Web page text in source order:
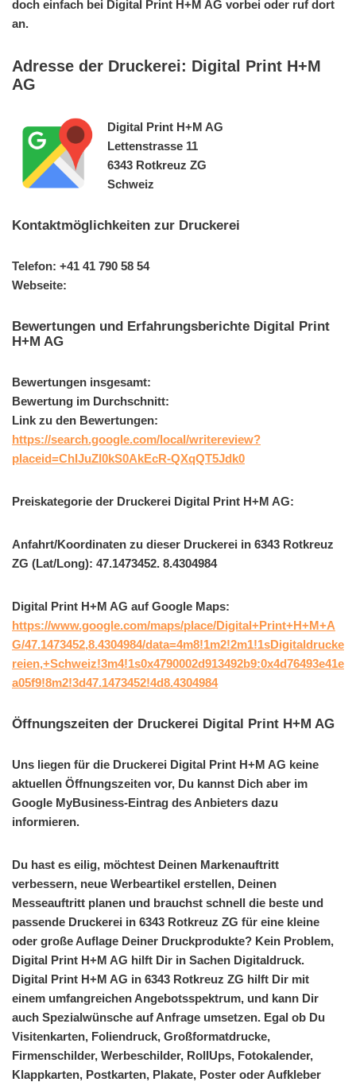
doch einfach bei Digital Print H+M AG vorbei oder ruf dort
an.
Adresse der Druckerei: Digital Print H+M
AG
Digital Print H+M AG
Lettenstrasse 11
6343 Rotkreuz ZG
Schweiz
Kontaktmöglichkeiten zur Druckerei
Telefon: +41 41 790 58 54
Webseite:
Bewertungen und Erfahrungsberichte Digital Print
H+M AG
Bewertungen insgesamt:
Bewertung im Durchschnitt:
Link zu den Bewertungen:
https://search.google.com/local/writereview?
placeid=ChIJuZI0kS0AkEcR-QXqQT5Jdk0
Preiskategorie der Druckerei Digital Print H+M AG:
Anfahrt/Koordinaten zu dieser Druckerei in 6343 Rotkreuz
ZG (Lat/Long): 47.1473452. 8.4304984
Digital Print H+M AG auf Google Maps:
https://www.google.com/maps/place/Digital+Print+H+M+A
G/47.1473452,8.4304984/data=4m8!1m2!2m1!1sDigitaldrucke
reien,+Schweiz!3m4!1s0x4790002d913492b9:0x4d76493e41e
a05f9!8m2!3d47.1473452!4d8.4304984
Öffnungszeiten der Druckerei Digital Print H+M AG
Uns liegen für die Druckerei Digital Print H+M AG keine
aktuellen Öffnungszeiten vor, Du kannst Dich aber im
Google MyBusiness-Eintrag des Anbieters dazu
informieren.
Du hast es eilig, möchtest Deinen Markenauftritt
verbessern, neue Werbeartikel erstellen, Deinen
Messeauftritt planen und brauchst schnell die beste und
passende Druckerei in 6343 Rotkreuz ZG für eine kleine
oder große Auflage Deiner Druckprodukte? Kein Problem,
Digital Print H+M AG hilft Dir in Sachen Digitaldruck.
Digital Print H+M AG in 6343 Rotkreuz ZG hilft Dir mit
einem umfangreichen Angebotsspektrum, und kann Dir
auch Spezialwünsche auf Anfrage umsetzen. Egal ob Du
Visitenkarten, Foliendruck, Großformatdrucke,
Firmenschilder, Werbeschilder, RollUps, Fotokalender,
Klappkarten, Postkarten, Plakate, Poster oder Aufkleber